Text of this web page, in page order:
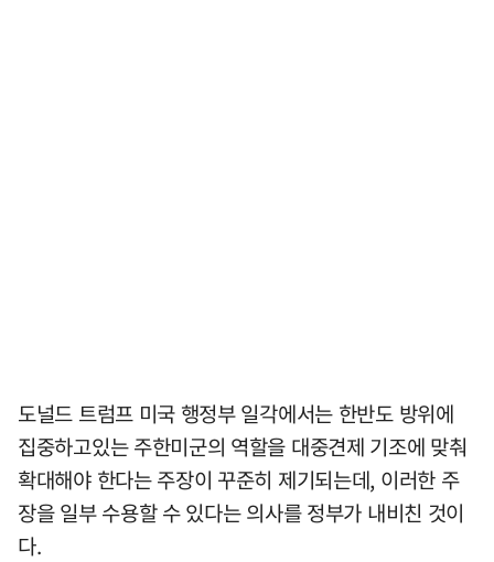
도널드 트럼프 미국 행정부 일각에서는 한반도 방위에
집중하고있는 주한미군의 역할을 대중견제 기조에 맞춰
확대해야 한다는 주장이 꾸준히 제기되는데, 이러한 주
장을 일부 수용할 수 있다는 의사를 정부가 내비친 것이
다.